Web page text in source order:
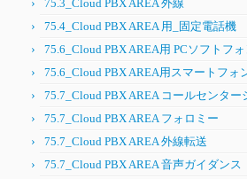
75.3_Cloud PBX AREA 外線
75.4_Cloud PBX AREA 用_固定電話機
75.6_Cloud PBX AREA用 PCソフトフォ
75.6_Cloud PBX AREA用スマートフォ
75.7_Cloud PBX AREA コールセンター
75.7_Cloud PBX AREA フォロミー
75.7_Cloud PBX AREA 外線転送
75.7_Cloud PBX AREA 音声ガイダンス